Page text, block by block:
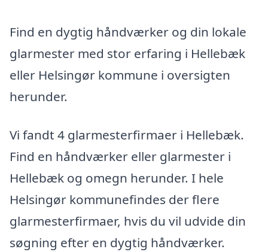
Find en dygtig håndværker og din lokale
glarmester med stor erfaring i Hellebæk
eller Helsingør kommune i oversigten
herunder.
Vi fandt 4 glarmesterfirmaer i Hellebæk.
Find en håndværker eller glarmester i
Hellebæk og omegn herunder. I hele
Helsingør kommunefindes der flere
glarmesterfirmaer, hvis du vil udvide din
søgning efter en dygtig håndværker.